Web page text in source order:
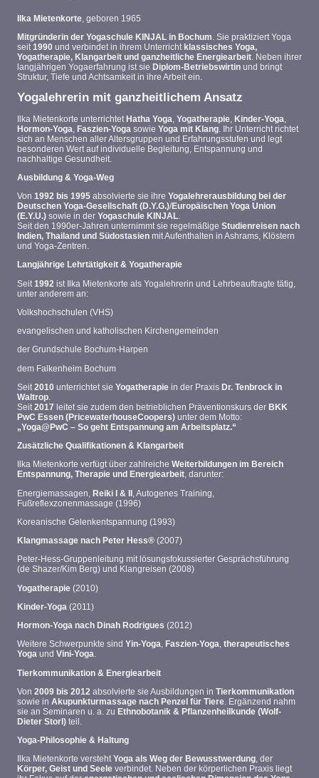
Ilka Mietenkorte, geboren 1965
Mitgründerin der Yogaschule KINJAL in Bochum. Sie praktiziert Yoga
seit1990 und verbindet in ihrem Unterricht klassisches Yoga,
Yogatherapie, Klangarbeit und ganzheitliche Energiearbeit. Neben ihrer
langjährigen Yogaerfahrung ist sie Diplom-Betriebswirtin und bringt
Struktur, Tiefe und Achtsamkeit in ihre Arbeit ein.
Yogalehrerin mit ganzheitlichem Ansatz
Ilka Mietenkorte unterrichtet Hatha Yoga Yogatherapie Kinder-Yoga
Hormon-Yoga Faszien-Yoga sowie Yoga mit Klang . Ihr Unterricht richtet
sich an Menschen aller Altersgruppen und Erfahrungsstufen und legt
besonderen Wert auf individuelle Begleitung, Entspannung und
nachhaltige Gesundheit.
Ausbildung & Yoga-Weg
Von 1992 bis 1995 absolvierte sie ihre Yogalehrerausbildung bei der
Deutschen Yoga-Gesellschaft (D.Y.G.)/Europäischen Yoga Union
(E.Y.U.) sowie in der Yogaschule KINJAL.
Seit den 1990er-Jahren unternimmt sie regelmäßige Studienreisen nach
Indien, Thailand und Südostasien mit Aufenthalten in Ashrams, Klöstern
und Yoga-Zentren.
Langjährige Lehrtätigkeit & Yogatherapie
Seit 1992 ist Ilka Mietenkorte als Yogalehrerin und Lehrbeauftragte tätig,
unter anderem an:
Volkshochschulen (VHS)
evangelischen und katholischen Kirchengemeinden
der Grundschule Bochum-Harpen
dem Falkenheim Bochum
Seit2010 unterrichtet sie Yogatherapie in der Praxis Dr. Tenbrock in
Waltrop.
Seit2017 leitet sie zudem den betrieblichen Präventionskurs der BKK
PwC Essen (PricewaterhouseCoopers) unter dem Motto:
„Yoga@PwC – So geht Entspannung am Arbeitsplatz.“
Zusätzliche Qualifikationen & Klangarbeit
Ilka Mietenkorte verfügt über zahlreiche Weiterbildungen im Bereich
Entspannung, Therapie und Energiearbeit, darunter:
Energiemassagen, Reiki I & II , Autogenes Training,
Fußreflexzonenmassage (1996)
Koreanische Gelenkentspannung (1993)
Klangmassage nach Peter Hess® (2007)
Peter-Hess-Gruppenleitung mit lösungsfokussierter Gesprächsführung
(de Shazer/Kim Berg) und Klangreisen (2008)
Yogatherapie (2010)
Kinder-Yoga (2011)
Hormon-Yoga nach Dinah Rodrigues (2012)
Weitere Schwerpunkte sind Yin-Yoga, Faszien-Yoga, therapeutisches
Yoga und Vini-Yoga.
Tierkommunikation & Energiearbeit
Von 2009 bis 2012 absolvierte sie Ausbildungen in Tierkommunikation
sowie in Akupunkturmassage nach Penzel für Tiere. Ergänzend nahm
sie an Seminaren u. a. zu Ethnobotanik & Pflanzenheilkunde (Wolf-
Dieter Storl) teil.
Yoga-Philosophie & Haltung
Ilka Mietenkorte verstehtYoga als Weg der Bewusstwerdung, der
Körper, Geist und Seele verbindet. Neben der körperlichen Praxis liegt